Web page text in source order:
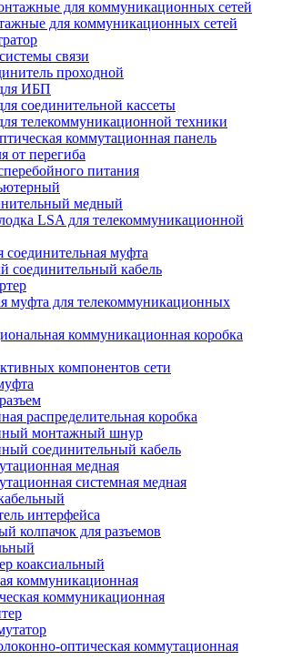
для коммуникационных сетей
связи
проходной
ИБП
соединительной кассеты
телекоммуникационной техники
коммутационная панель
от перегиба
питания
медный
LSA для телекоммуникационной
соединительная муфта
соединительный кабель
муфта для телекоммуникационных
коммуникационная коробка
компонентов сети
распределительная коробка
монтажный шнур
соединительный кабель
медная
системная медная
интерфейса
колпачок для разъемов
коаксиальный
коммуникационная
коммуникационная
оптическая коммутационная